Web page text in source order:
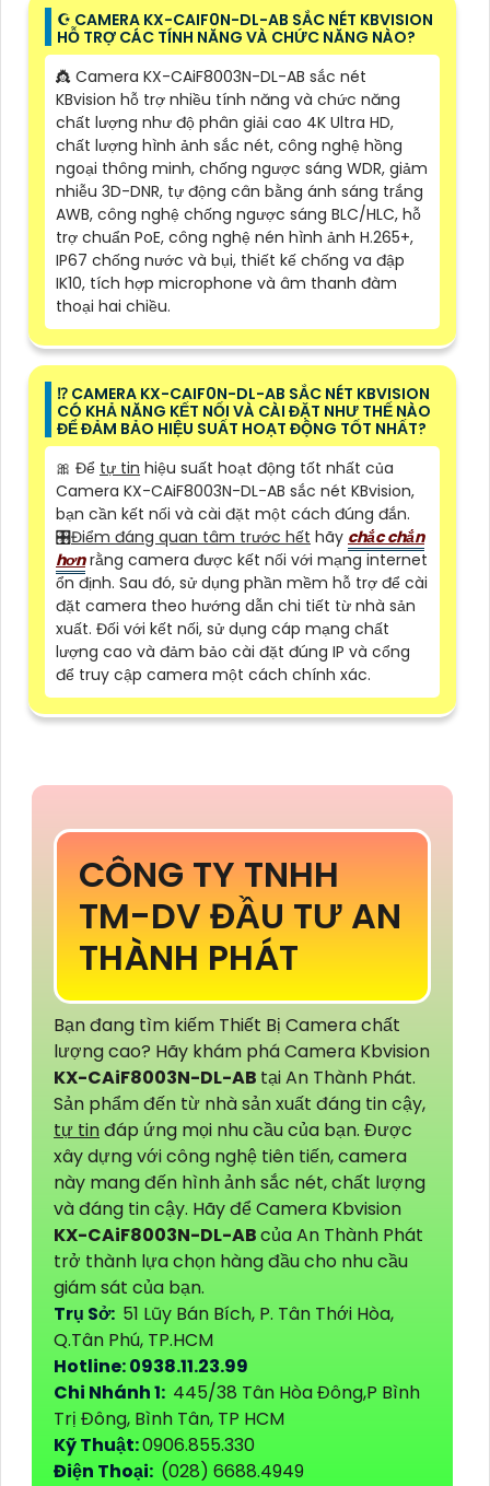
☪ CAMERA KX-CAIF0N-DL-AB SẮC NÉT KBVISION
HỖ TRỢ CÁC TÍNH NĂNG VÀ CHỨC NĂNG NÀO?
👸 Camera KX-CAiF8003N-DL-AB sắc nét
KBvision hỗ trợ nhiều tính năng và chức năng
chất lượng như độ phân giải cao 4K Ultra HD,
chất lượng hình ảnh sắc nét, công nghệ hồng
ngoại thông minh, chống ngược sáng WDR, giảm
nhiễu 3D-DNR, tự động cân bằng ánh sáng trắng
AWB, công nghệ chống ngược sáng BLC/HLC, hỗ
trợ chuẩn PoE, công nghệ nén hình ảnh H.265+,
IP67 chống nước và bụi, thiết kế chống va đập
IK10, tích hợp microphone và âm thanh đàm
thoại hai chiều.
⁉️ CAMERA KX-CAIF0N-DL-AB SẮC NÉT KBVISION
CÓ KHẢ NĂNG KẾT NỐI VÀ CÀI ĐẶT NHƯ THẾ NÀO
ĐỂ ĐẢM BẢO HIỆU SUẤT HOẠT ĐỘNG TỐT NHẤT?
🎀 Để tự tin hiệu suất hoạt động tốt nhất của
Camera KX-CAiF8003N-DL-AB sắc nét KBvision,
bạn cần kết nối và cài đặt một cách đúng đắn.
🎛Điểm đáng quan tâm trước hết hãy chắc chắn
hơnrằng camera được kết nối với mạng internet
ổn định. Sau đó, sử dụng phần mềm hỗ trợ để cài
đặt camera theo hướng dẫn chi tiết từ nhà sản
xuất. Đối với kết nối, sử dụng cáp mạng chất
lượng cao và đảm bảo cài đặt đúng IP và cổng
để truy cập camera một cách chính xác.
CÔNG TY TNHH
TM-DV ĐẦU TƯ AN
THÀNH PHÁT
Bạn đang tìm kiếm Thiết Bị Camera chất
lượng cao? Hãy khám phá Camera Kbvision
KX-CAiF8003N-DL-AB tại An Thành Phát.
Sản phẩm đến từ nhà sản xuất đáng tin cậy,
tự tinđáp ứng mọi nhu cầu của bạn. Được
xây dựng với công nghệ tiên tiến, camera
này mang đến hình ảnh sắc nét, chất lượng
và đáng tin cậy. Hãy để Camera Kbvision
KX-CAiF8003N-DL-ABcủa An Thành Phát
trở thành lựa chọn hàng đầu cho nhu cầu
giám sát của bạn.
Trụ Sở: 51 Lũy Bán Bích, P. Tân Thới Hòa,
Q.Tân Phú, TP.HCM
Hotline: 0938.11.23.99
Chi Nhánh 1: 445/38 Tân Hòa Đông,P Bình
Trị Đông, Bình Tân, TP HCM
Kỹ Thuật:0906.855.330
Điện Thoại: (028) 6688.4949